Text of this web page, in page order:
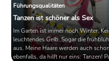
Führungsqualitäten
Tanzen ist schöner als Sex
Im Garten ist immer noch Winter.
leuchtendes Gelb. Sogar die
aus. Meine Haare werden auch
ebenfalls, da hilft nur eins: Tanzen!